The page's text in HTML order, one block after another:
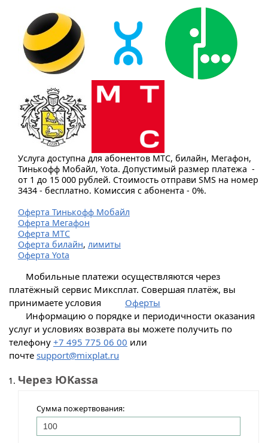
Услуга доступна для абонентов МТС, билайн, Мегафон,
Тинькофф Мобайл, Yota. Допустимый размер платежа -
от 1 до 15 000 рублей. Стоимость отправи SMS на номер
3434 - бесплатно. Комиссия с абонента - 0%.
Оферта Тинькофф Мобайл
Оферта Мегафон
Оферта МТС
Оферта билайн, лимиты
Оферта Yota
Мобильные платежи осуществляются через
платёжный сервис Миксплат. Совершая платёж, вы
принимаете условия Оферты
Информацию о порядке и периодичности оказания
услуг и условиях возврата вы можете получить по
телефону +7 495 775 06 00 или
почте support@mixplat.ru
Через ЮKassa
Сумма пожертвования: